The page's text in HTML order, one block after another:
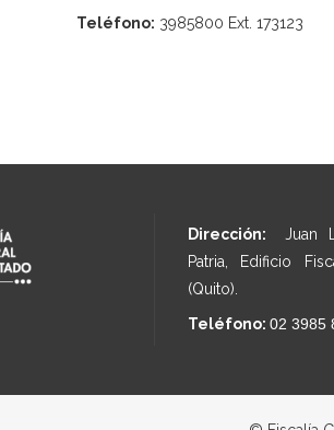
Teléfono: 3985800 Ext. 173123
Dirección: Juan
Patria, Edificio
(Quito).
Teléfono: 02 3985